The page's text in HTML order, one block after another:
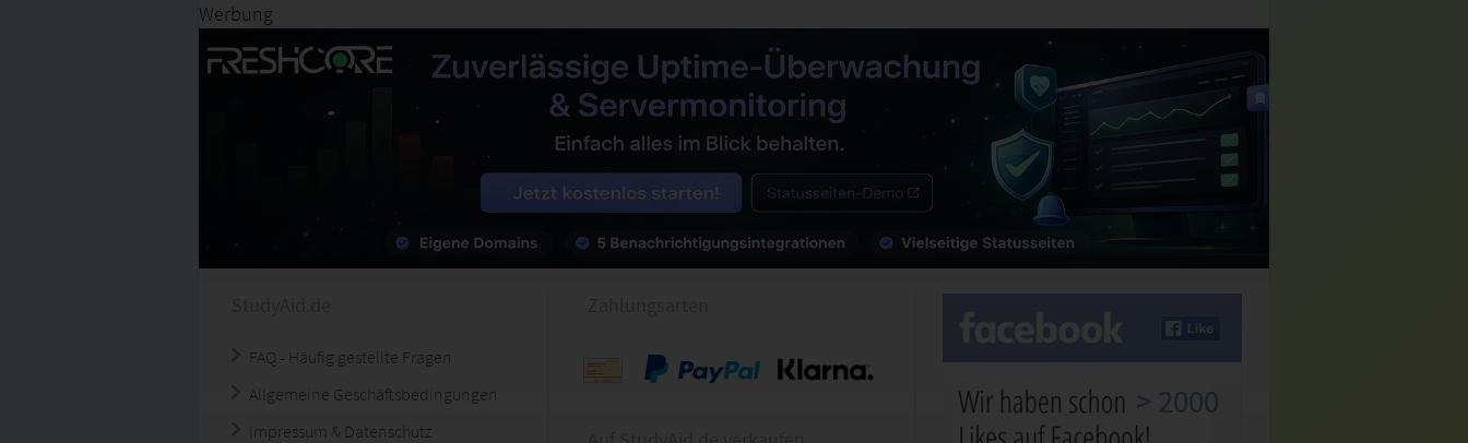
Werbung
FAQ - Häufig gestellte Fragen
Allgemeine Geschäftsbedingungen
Impressum & Datenschutz
> 2000